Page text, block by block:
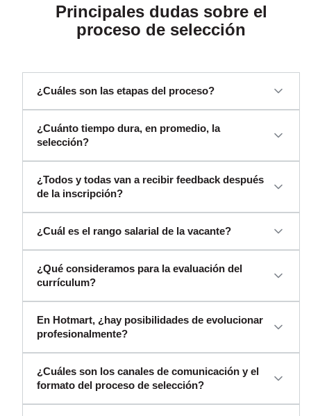
Principales dudas sobre el
proceso de selección
¿Cuáles son las etapas del proceso?
¿Cuánto tiempo dura, en promedio, la
selección?
¿Todos y todas van a recibir feedback después
de la inscripción?
¿Cuál es el rango salarial de la vacante?
¿Qué consideramos para la evaluación del
currículum?
En Hotmart, ¿hay posibilidades de evolucionar
profesionalmente?
¿Cuáles son los canales de comunicación y el
formato del proceso de selección?